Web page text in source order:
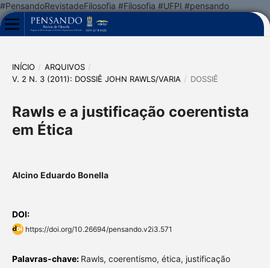
#PensandoRevistadeFilosofia #Filosofia #UFPI #pensando
INÍCIO / ARQUIVOS /
V. 2 N. 3 (2011): DOSSIÊ JOHN RAWLS/VARIA / DOSSIÊ
Rawls e a justificação coerentista
em Ética
Alcino Eduardo Bonella
DOI:
https://doi.org/10.26694/pensando.v2i3.571
Palavras-chave: Rawls, coerentismo, ética, justificação